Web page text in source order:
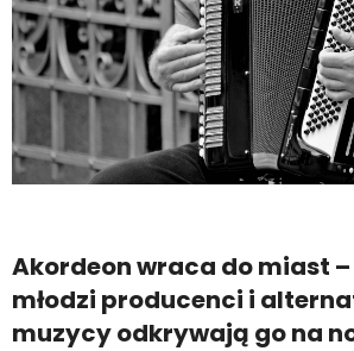
Akordeon wraca do miast
młodzi producenci i
muzycy odkrywają go na